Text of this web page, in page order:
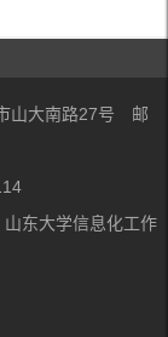
山大南路27号 邮
东大学信息化工作